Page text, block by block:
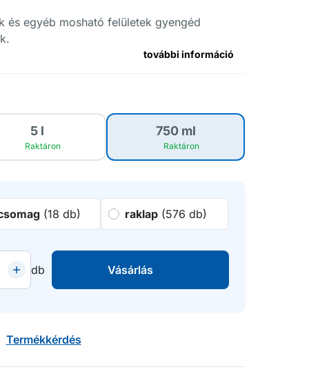
és egyéb mosható felületek gyengéd
további információ
5 l
Raktáron
750 ml
Raktáron
(18 db) raklap (576 db)
db Vásárlás
Termékkérdés